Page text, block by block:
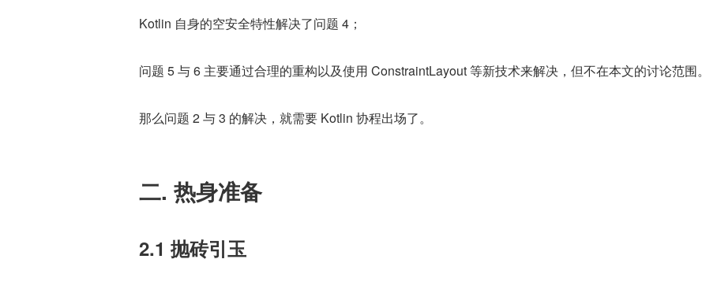
Kotlin 自身的空安全特性解决了问题 4；
问题 5 与 6 主要通过合理的重构以及使用 ConstraintLayout 等新技术来解决，但不在本文的讨论范围。
那么问题 2 与 3 的解决，就需要 Kotlin 协程出场了。
二. 热身准备
2.1 抛砖引玉